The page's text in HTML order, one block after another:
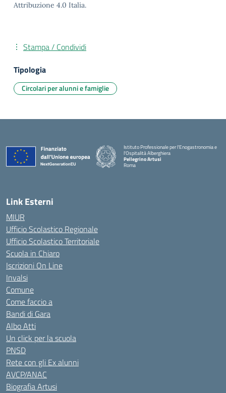
Attribuzione 4.0 Italia.
Stampa / Condividi
Tipologia
Circolari per alunni e famiglie
Istituto Professionale per l'Enogastronomia e
l'Ospitalità Alberghiera
Pellegrino Artusi
Roma
Link Esterni
MIUR
Ufficio Scolastico Regionale
Ufficio Scolastico Territoriale
Scuola in Chiaro
Iscrizioni On Line
Invalsi
Comune
Come faccio a
Bandi di Gara
Albo Atti
Un click per la scuola
PNSD
Rete con gli Ex alunni
AVCP/ANAC
Biografia Artusi